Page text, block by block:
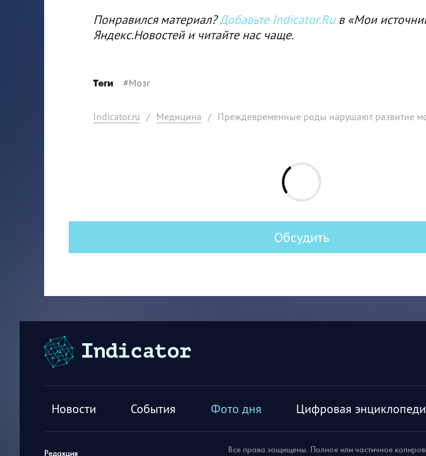
Понравился материал?Добавьте Indicator.Ruв «Мои
Яндекс.Новостей и читайте нас чаще.
Теги #Мозг
Indicator.ru / Медицина / Преждевременные роды нарушают развитие
Обсудить
Новости События Фото дня Цифровая
Редакция
Все права защищены. Полное или частичное